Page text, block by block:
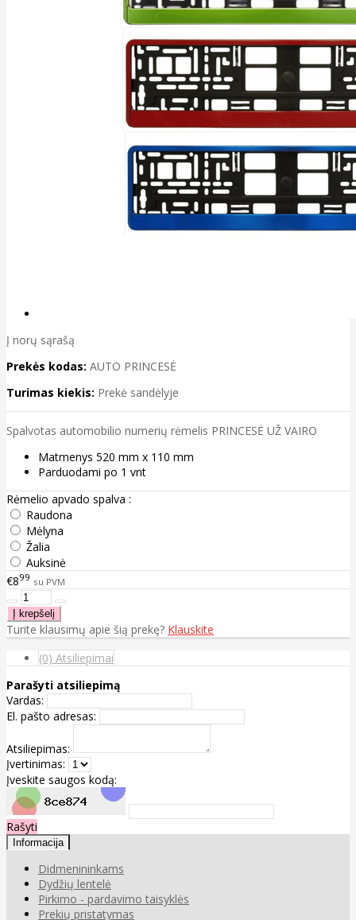
Į norų sąrašą
Prekės kodas: AUTO PRINCESĖ
Turimas kiekis: Prekė sandėlyje
Spalvotas automobilio numerių rėmelis PRINCESĖ UŽ VAIRO
Matmenys 520 mm x 110 mm
Parduodami po 1 vnt
Rėmelio apvado spalva :
Raudona
Mėlyna
Žalia
Auksinė
€899 su PVM
Turite klausimų apie šią prekę? Klauskite
(0) Atsiliepimai
Parašyti atsiliepimą
Vardas:
El. pašto adresas:
Atsiliepimas:
Įvertinimas:
Įveskite saugos kodą:
Rašyti
Informacija
Didmenininkams
Dydžių lentelė
Pirkimo - pardavimo taisyklės
Prekių pristatymas